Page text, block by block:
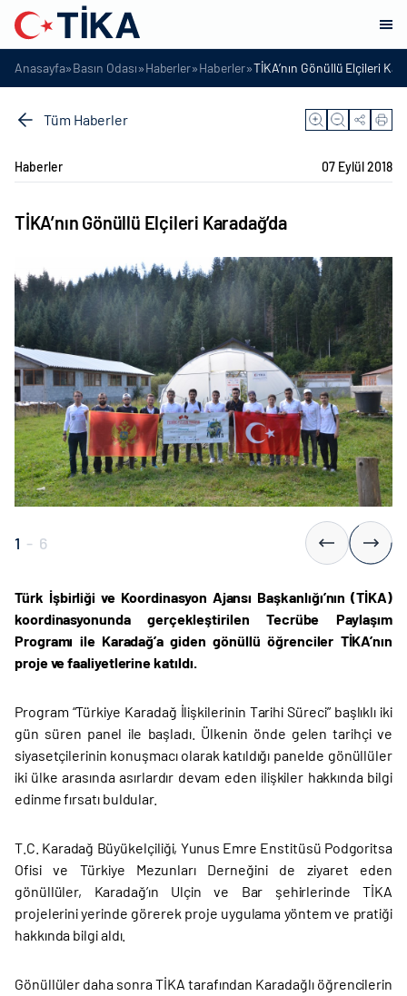
Anasayfa»Basın Odası»Haberler»Haberler»TİKA’nın Gönüllü Elçileri
Tüm Haberler
Haberler 07 Eylül 2018
TİKA’nın Gönüllü Elçileri Karadağ’da
1 - 6
Türk İşbirliği ve Koordinasyon Ajansı Başkanlığı’nın (TİKA)
koordinasyonunda gerçekleştirilen Tecrübe Paylaşım
Programı ile Karadağ’a giden gönüllü öğrenciler TİKA’nın
proje ve faaliyetlerine katıldı.
Program “Türkiye Karadağ İlişkilerinin Tarihi Süreci” başlıklı iki
gün süren panel ile başladı. Ülkenin önde gelen tarihçi ve
siyasetçilerinin konuşmacı olarak katıldığı panelde gönüllüler
iki ülke arasında asırlardır devam eden ilişkiler hakkında bilgi
edinme fırsatı buldular.
T.C. Karadağ Büyükelçiliği, Yunus Emre Enstitüsü Podgoritsa
Ofisi ve Türkiye Mezunları Derneğini de ziyaret eden
gönüllüler, Karadağ’ın Ulçin ve Bar şehirlerinde TİKA
projelerini yerinde görerek proje uygulama yöntem ve pratiği
hakkında bilgi aldı.
Gönüllüler daha sonra TİKA tarafından Karadağlı öğrencilerin